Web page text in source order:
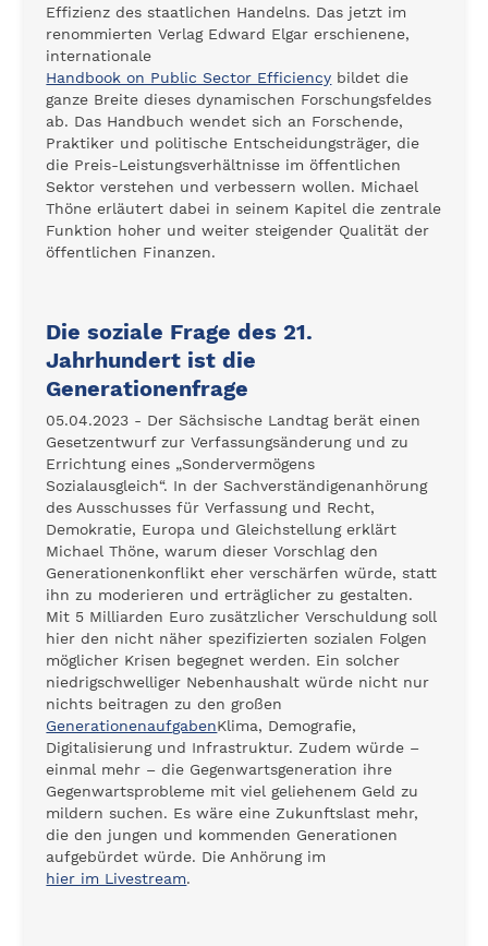
Effizienz des staatlichen Handelns. Das jetzt im
renommierten Verlag Edward Elgar erschienene,
internationale
Handbook on Public Sector Efficiency bildet die
ganze Breite dieses dynamischen Forschungsfeldes
ab. Das Handbuch wendet sich an Forschende,
Praktiker und politische Entscheidungsträger, die
die Preis-Leistungsverhältnisse im öffentlichen
Sektor verstehen und verbessern wollen. Michael
Thöne erläutert dabei in seinem Kapitel die zentrale
Funktion hoher und weiter steigender Qualität der
öffentlichen Finanzen.
Die soziale Frage des 21.
Jahrhundert ist die
Generationenfrage
05.04.2023 - Der Sächsische Landtag berät einen
Gesetzentwurf zur Verfassungsänderung und zu
Errichtung eines „Sondervermögens
Sozialausgleich“. In der Sachverständigenanhörung
des Ausschusses für Verfassung und Recht,
Demokratie, Europa und Gleichstellung erklärt
Michael Thöne, warum dieser Vorschlag den
Generationenkonflikt eher verschärfen würde, statt
ihn zu moderieren und erträglicher zu gestalten.
Mit 5 Milliarden Euro zusätzlicher Verschuldung soll
hier den nicht näher spezifizierten sozialen Folgen
möglicher Krisen begegnet werden. Ein solcher
niedrigschwelliger Nebenhaushalt würde nicht nur
nichts beitragen zu den großen
GenerationenaufgabenKlima, Demografie,
Digitalisierung und Infrastruktur. Zudem würde –
einmal mehr – die Gegenwartsgeneration ihre
Gegenwartsprobleme mit viel geliehenem Geld zu
mildern suchen. Es wäre eine Zukunftslast mehr,
die den jungen und kommenden Generationen
aufgebürdet würde. Die Anhörung im
hier im Livestream.